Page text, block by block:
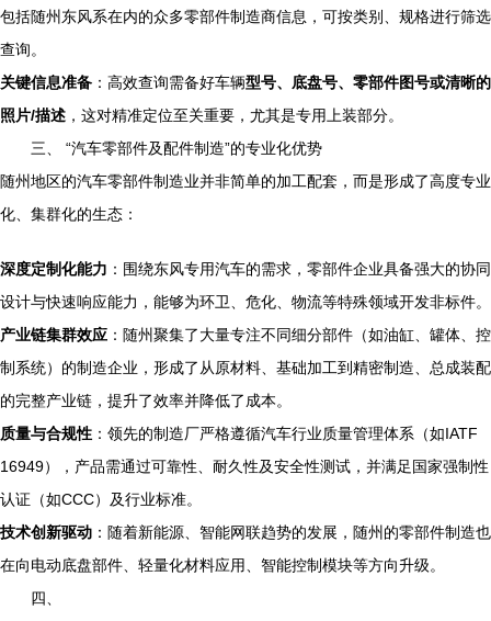
包括随州东风系在内的众多零部件制造商信息，可按类别、规格进行筛选
查询。
关键信息准备 ：高效查询需备好车辆型号、底盘号、零部件图号或清晰的
照片/描述 ，这对精准定位至关重要，尤其是专用上装部分。
三、 “汽车零部件及配件制造”的专业化优势
随州地区的汽车零部件制造业并非简单的加工配套，而是形成了高度专业
化、集群化的生态：
深度定制化能力 ：围绕东风专用汽车的需求，零部件企业具备强大的协同
设计与快速响应能力，能够为环卫、危化、物流等特殊领域开发非标件。
产业链集群效应 ：随州聚集了大量专注不同细分部件（如油缸、罐体、控
制系统）的制造企业，形成了从原材料、基础加工到精密制造、总成装配
的完整产业链，提升了效率并降低了成本。
质量与合规性 ：领先的制造厂严格遵循汽车行业质量管理体系（如IATF
16949），产品需通过可靠性、耐久性及安全性测试，并满足国家强制性
认证（如CCC）及行业标准。
技术创新驱动 ：随着新能源、智能网联趋势的发展，随州的零部件制造也
在向电动底盘部件、轻量化材料应用、智能控制模块等方向升级。
四、